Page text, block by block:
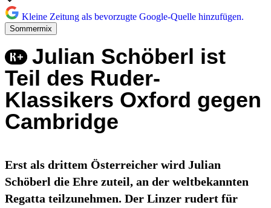
Kleine Zeitung als bevorzugte Google-Quelle hinzufügen.
Sommermix
Julian Schöberl ist
Teil des Ruder-
Klassikers Oxford gegen
Cambridge
Erst als drittem Österreicher wird Julian
Schöberl die Ehre zuteil, an der weltbekannten
Regatta teilzunehmen. Der Linzer rudert für